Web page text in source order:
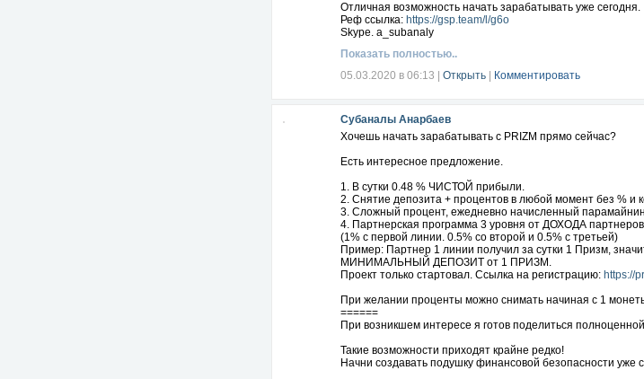
Отличная возможность начать зарабатывать уже сегодня.
Реф ссылка: https://gsp.team/l/g6o
Skype. a_subanaly
Показать полностью..
05.03.2020 в 06:13
Открыть Комментировать
Субаналы Анарбаев
Хочешь начать зарабатывать с PRIZM прямо сейчас?
Есть интересное предложение.
1. В сутки 0.48 % ЧИСТОЙ прибыли.
2. Снятие депозита + процентов в любой момент без % и
3. Сложный процент, ежедневно начисленный
4. Партнерская программа 3 уровня от ДОХОДА
(1% с первой линии. 0.5% со второй и 0.5% с третьей)
Пример: Партнер 1 линии получил за сутки 1 Призм,
МИНИМАЛЬНЫЙ ДЕПОЗИТ от 1 ПРИЗМ.
Проект только стартовал. Ссылка на регистрацию: https://
При желании проценты можно снимать начиная с 1
======
При возникшем интересе я готов поделиться
Такие возможности приходят крайне редко!
Начни создавать подушку финансовой безопасности уже